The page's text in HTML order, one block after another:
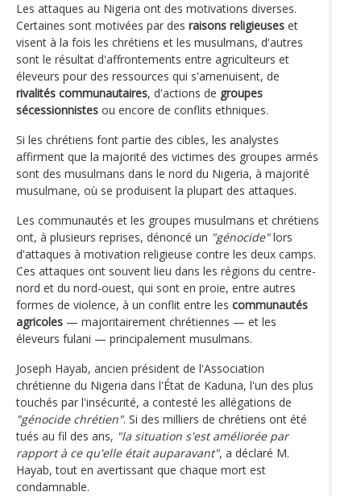
Les attaques au Nigeria ont des motivations diverses.
Certaines sont motivées par des raisons religieuses et
visent à la fois les chrétiens et les musulmans, d'autres
sont le résultat d'affrontements entre agriculteurs et
éleveurs pour des ressources qui s'amenuisent, de
rivalités communautaires, d'actions de groupes
sécessionnistes ou encore de conflits ethniques.
Si les chrétiens font partie des cibles, les analystes
affirment que la majorité des victimes des groupes armés
sont des musulmans dans le nord du Nigeria, à majorité
musulmane, où se produisent la plupart des attaques.
Les communautés et les groupes musulmans et chrétiens
ont, à plusieurs reprises, dénoncé un "génocide"lors
d'attaques à motivation religieuse contre les deux camps.
Ces attaques ont souvent lieu dans les régions du centre-
nord et du nord-ouest, qui sont en proie, entre autres
formes de violence, à un conflit entre les communautés
agricoles — majoritairement chrétiennes — et les
éleveurs fulani — principalement musulmans.
Joseph Hayab, ancien président de l'Association
chrétienne du Nigeria dans l'État de Kaduna, l'un des plus
touchés par l'insécurité, a contesté les allégations de
"génocide chrétien". Si des milliers de chrétiens ont été
tués au fil des ans, "la situation s'est améliorée par
rapport à ce qu'elle était auparavant", a déclaré M.
Hayab, tout en avertissant que chaque mort est
condamnable.